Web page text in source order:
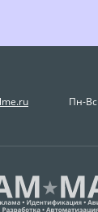
Пн-